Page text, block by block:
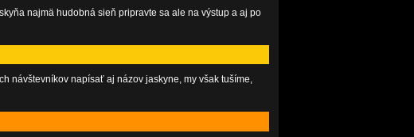
najmä hudobná sieň pripravte sa ale na výstup a aj po
návštevníkov napísať aj názov jaskyne, my však tušíme,